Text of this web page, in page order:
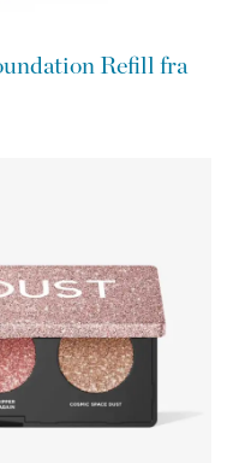
Refill fra